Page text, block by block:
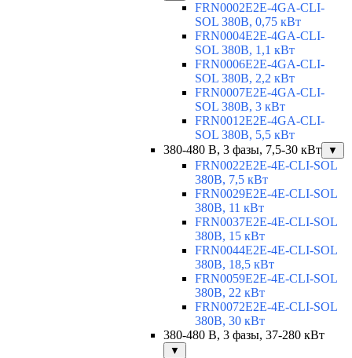
FRN0002E2E-4GA-CLI-
SOL 380В, 0,75 кВт
FRN0004E2E-4GA-CLI-
SOL 380В, 1,1 кВт
FRN0006E2E-4GA-CLI-
SOL 380В, 2,2 кВт
FRN0007E2E-4GA-CLI-
SOL 380В, 3 кВт
FRN0012E2E-4GA-CLI-
SOL 380В, 5,5 кВт
380-480 В, 3 фазы, 7,5-30 кВт
▼
FRN0022E2E-4E-CLI-SOL
380В, 7,5 кВт
FRN0029E2E-4E-CLI-SOL
380В, 11 кВт
FRN0037E2E-4E-CLI-SOL
380В, 15 кВт
FRN0044E2E-4E-CLI-SOL
380В, 18,5 кВт
FRN0059E2E-4E-CLI-SOL
380В, 22 кВт
FRN0072E2E-4E-CLI-SOL
380В, 30 кВт
380-480 В, 3 фазы, 37-280 кВт
▼